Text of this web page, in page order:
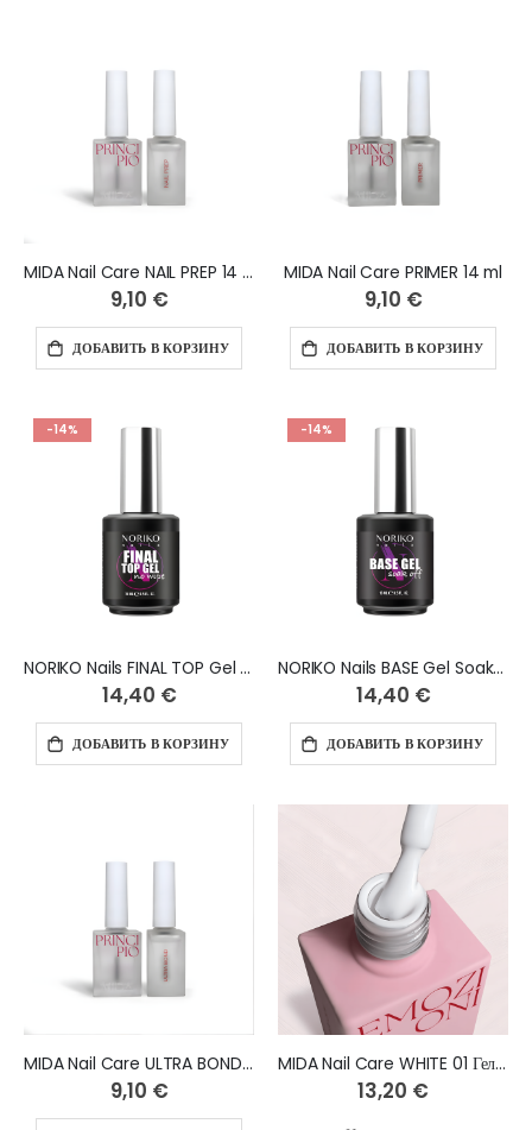
MIDA Nail Care NAIL PREP 14 ml
9,10 €
ДОБАВИТЬ В КОРЗИНУ
MIDA Nail Care PRIMER 14 ml
9,10 €
ДОБАВИТЬ В КОРЗИНУ
-14%
NORIKO Nails FINAL TOP Gel No Wipe 15 ml
14,40 €
ДОБАВИТЬ В КОРЗИНУ
-14%
NORIKO Nails BASE Gel Soak Off 15 ml
14,40 €
ДОБАВИТЬ В КОРЗИНУ
MIDA Nail Care ULTRA BOND 14 ml
9,10 €
MIDA Nail Care WHITE 01 Гель-лак 10 мл
13,20 €